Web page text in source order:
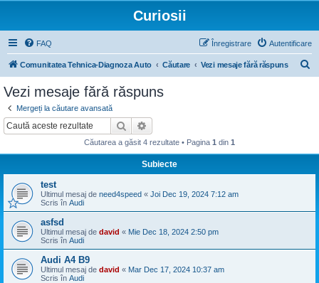
Curiosii
FAQ Autentificare
Înregistrare
Comunitatea Tehnica-Diagnoza Auto Căutare Vezi mesaje fără răspuns
Vezi mesaje fără răspuns
Mergeți la căutare avansată
Căutare
Căutarea a găsit 4 rezultate • Pagina 1 din 1
Subiecte
test
Ultimul mesaj de need4speed « Joi Dec 19, 2024 7:12 am
Scris în Audi
asfsd
Ultimul mesaj de david « Mie Dec 18, 2024 2:50 pm
Scris în Audi
Audi A4 B9
Ultimul mesaj de david « Mar Dec 17, 2024 10:37 am
Scris în Audi